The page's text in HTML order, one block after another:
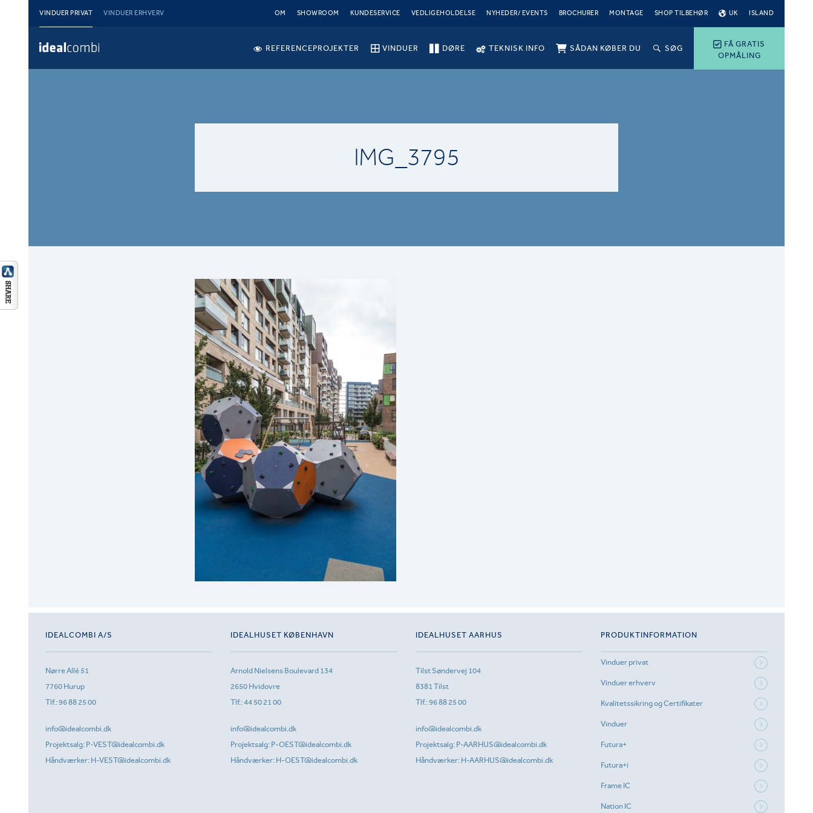
VINDUER PRIVAT VINDUER ERHVERV OM SHOWROOM KUNDESERVICE VEDLIGEHOLDELSE NYHEDER/ EVENTS BROCHURER MONTAGE SHOP TILBEHØR UK ISLAND
FÅ GRATIS
OPMÅLING
REFERENCEPROJEKTER VINDUER DØRE TEKNISK INFO SÅDAN KØBER DU SØG
IMG_3795
IDEALCOMBI A/S
Nørre Allé 51
7760 Hurup
Tlf.:96 88 25 00
info@idealcombi.dk
Projektsalg: P-VEST@idealcombi.dk
Håndværker: H-VEST@idealcombi.dk
IDEALHUSET KØBENHAVN
Arnold Nielsens Boulevard 134
2650 Hvidovre
Tlf.:44 50 21 00
info@idealcombi.dk
Projektsalg: P-OEST@idealcombi.dk
Håndværker: H-OEST@idealcombi.dk
IDEALHUSET AARHUS
Tilst Søndervej 104
8381 Tilst
Tlf.:96 88 25 00
info@idealcombi.dk
Projektsalg: P-AARHUS@idealcombi.dk
Håndværker: H-AARHUS@idealcombi.dk
PRODUKTINFORMATION
Vinduer privat
Vinduer erhverv
Kvalitetssikring og Certifikater
Vinduer
Futura+
Futura+i
Frame IC
Nation IC